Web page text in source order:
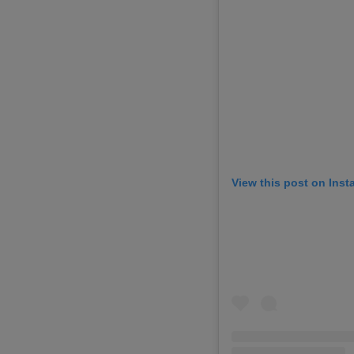
View this post on